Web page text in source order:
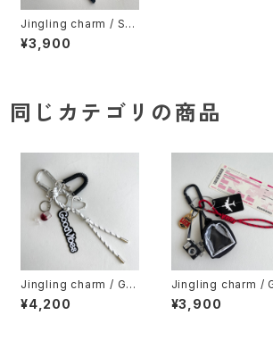
Jingling charm / SM
ILE & LOGO CHARM
¥3,900
同じカテゴリの商品
Jingling charm / Go
od Vibes
¥4,200
Jingling charm /
OD LUCK & MINI
YPACK CHARM
¥3,900